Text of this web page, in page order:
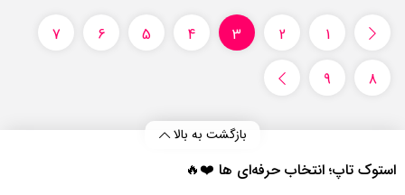
1
2
3
4
5
6
7
8
9
بازگشت به بالا
استوک تاپ؛ انتخاب حرفه‌ای‌ ها ❤️🔥